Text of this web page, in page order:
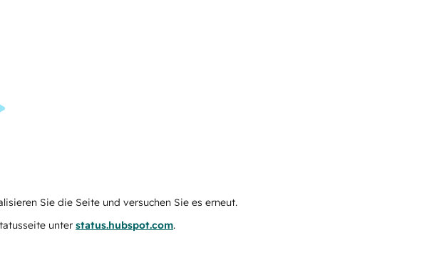
Sie die Seite und versuchen Sie es erneut.
unter status.hubspot.com.